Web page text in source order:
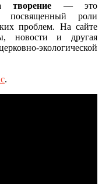
творение — это
посвященный роли
проблем. На сайте
новости и другая
экологической
.